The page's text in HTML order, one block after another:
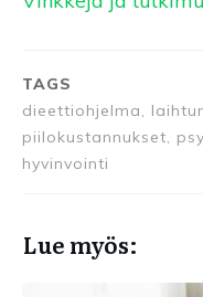
TAGS
dieettiohjelma,
piilokustannukset,
hyvinvointi
Lue myös: